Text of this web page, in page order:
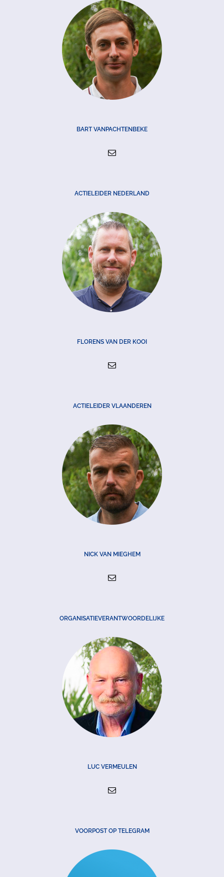
BART VANPACHTENBEKE
ACTIELEIDER NEDERLAND
FLORENS VAN DER KOOI
ACTIELEIDER VLAANDEREN
NICK VAN MIEGHEM
ORGANISATIEVERANTWOORDELIJKE
LUC VERMEULEN
VOORPOST OP TELEGRAM